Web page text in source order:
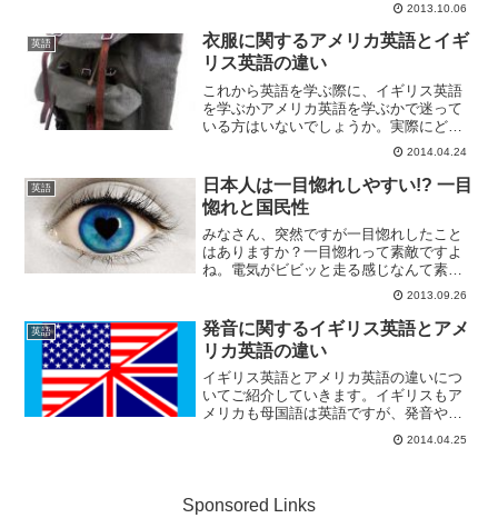
が、なかなか恋人と会うことが出来ずに
寂しい思いをしている人もいるでしょ
う。なかなか会うことが出来...
2013.10.06
英語
衣服に関するアメリカ英語とイギ
リス英語の違い
これから英語を学ぶ際に、イギリス英語
を学ぶかアメリカ英語を学ぶかで迷って
いる方はいないでしょうか。実際にどん
な違いがあるのか、今回は衣服について
の英語をいくつか見ていきましょう。手
荷物 - baggageとluggage手荷物について
アメリ...
2014.04.24
英語
日本人は一目惚れしやすい!? 一目
惚れと国民性
みなさん、突然ですが一目惚れしたこと
はありますか？一目惚れって素敵ですよ
ね。電気がビビッと走る感じなんて素敵
すぎます！実はこの一目惚れ、国によっ
て「一目惚れしやすい度」が異なるそう
なんです！日本人男性は一目惚れしやす
い度、第3位！恋愛には億...
2013.09.26
英語
発音に関するイギリス英語とアメ
リカ英語の違い
イギリス英語とアメリカ英語の違いにつ
いてご紹介していきます。イギリスもア
メリカも母国語は英語ですが、発音や文
法、単語のスペルなど数多くの点で違い
があります。実は日本の義務教育で習う
2014.04.25
Sponsored Links